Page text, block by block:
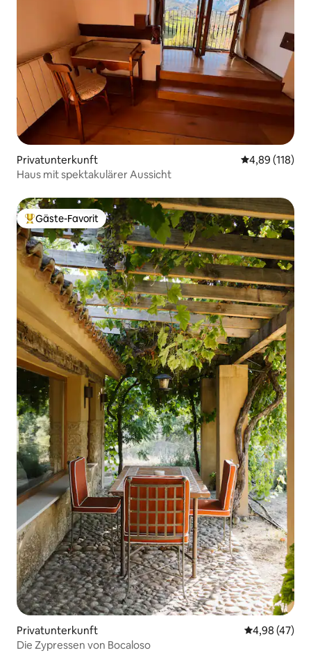
Privatunterkunft
4,89 (118)
Haus mit spektakulärer Aussicht
Beliebter Gäste-Favorit.
Gäste-Favorit
Privatunterkunft
4,98 (47)
Die Zypressen von Bocaloso